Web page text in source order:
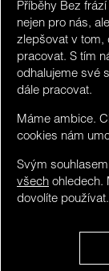
Příběhy Bez
nejen pro nás,
zlepšovat v tom,
pracovat. S tím
odhalujeme své
dále pracovat.
Máme ambice.
cookies nám
Svým
všech ohledech.
dovolíte používat.
We detected